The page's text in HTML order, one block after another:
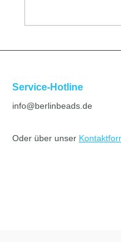
Service-Hotline
info@berlinbeads.de
Oder über unser